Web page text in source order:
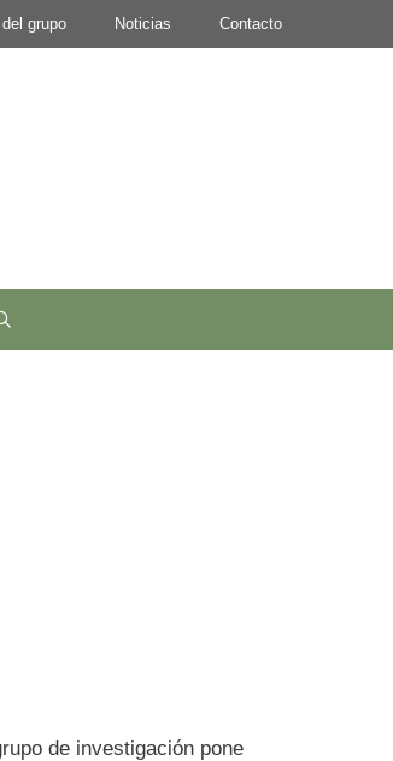
grupo Noticias Contacto
de investigación pone